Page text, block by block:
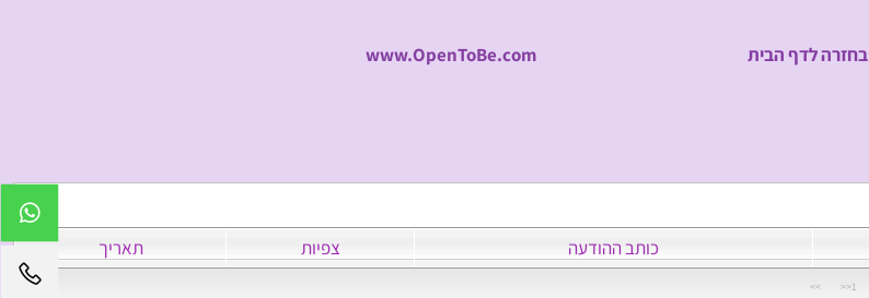
בחזרה לדף הבית www.OpenToBe.com
כותב ההודעה צפיות
תאריך
>>